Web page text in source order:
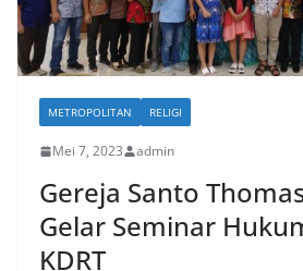
METROPOLITAN RELIGI
Mei 7, 2023 admin
Gereja Santo
Gelar Seminar
KDRT